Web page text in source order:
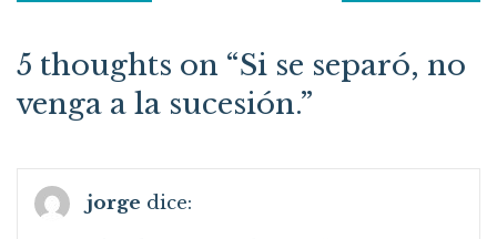
5 thoughts on “Si se separó, no
venga a la sucesión.”
jorge dice: